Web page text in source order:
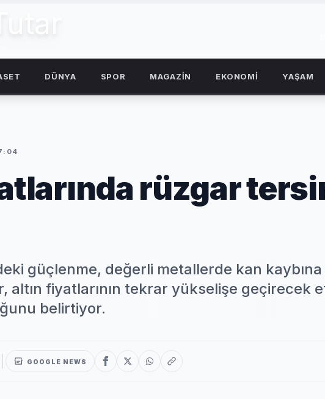
Tutar
DÜNYA SPOR MAGAZİN EKONOMİ YAŞAM
rüzgar
güçlenme, değerli metallerde kan
altın fiyatlarının tekrar yükselişe geçirecek
belirtiyor.
GOOGLE NEWS